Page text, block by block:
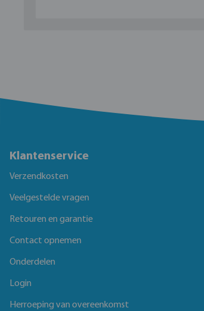
Klantenservice
Verzendkosten
Veelgestelde vragen
Retouren en garantie
Contact opnemen
Onderdelen
Login
Herroeping van overeenkomst